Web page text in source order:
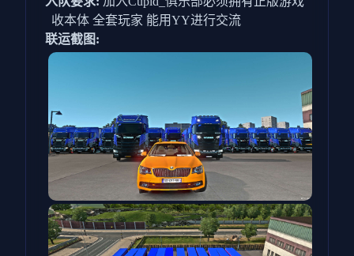
收本体 全套玩家 能用YY进行交流
联运截图: